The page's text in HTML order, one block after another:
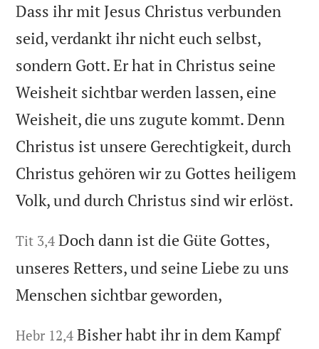
Dass ihr mit Jesus Christus verbunden
seid, verdankt ihr nicht euch selbst,
sondern Gott. Er hat in Christus seine
Weisheit sichtbar werden lassen, eine
Weisheit, die uns zugute kommt. Denn
Christus ist unsere Gerechtigkeit, durch
Christus gehören wir zu Gottes heiligem
Volk, und durch Christus sind wir erlöst.
Tit 3,4 Doch dann ist die Güte Gottes,
unseres Retters, und seine Liebe zu uns
Menschen sichtbar geworden,
Hebr 12,4 Bisher habt ihr in dem Kampf